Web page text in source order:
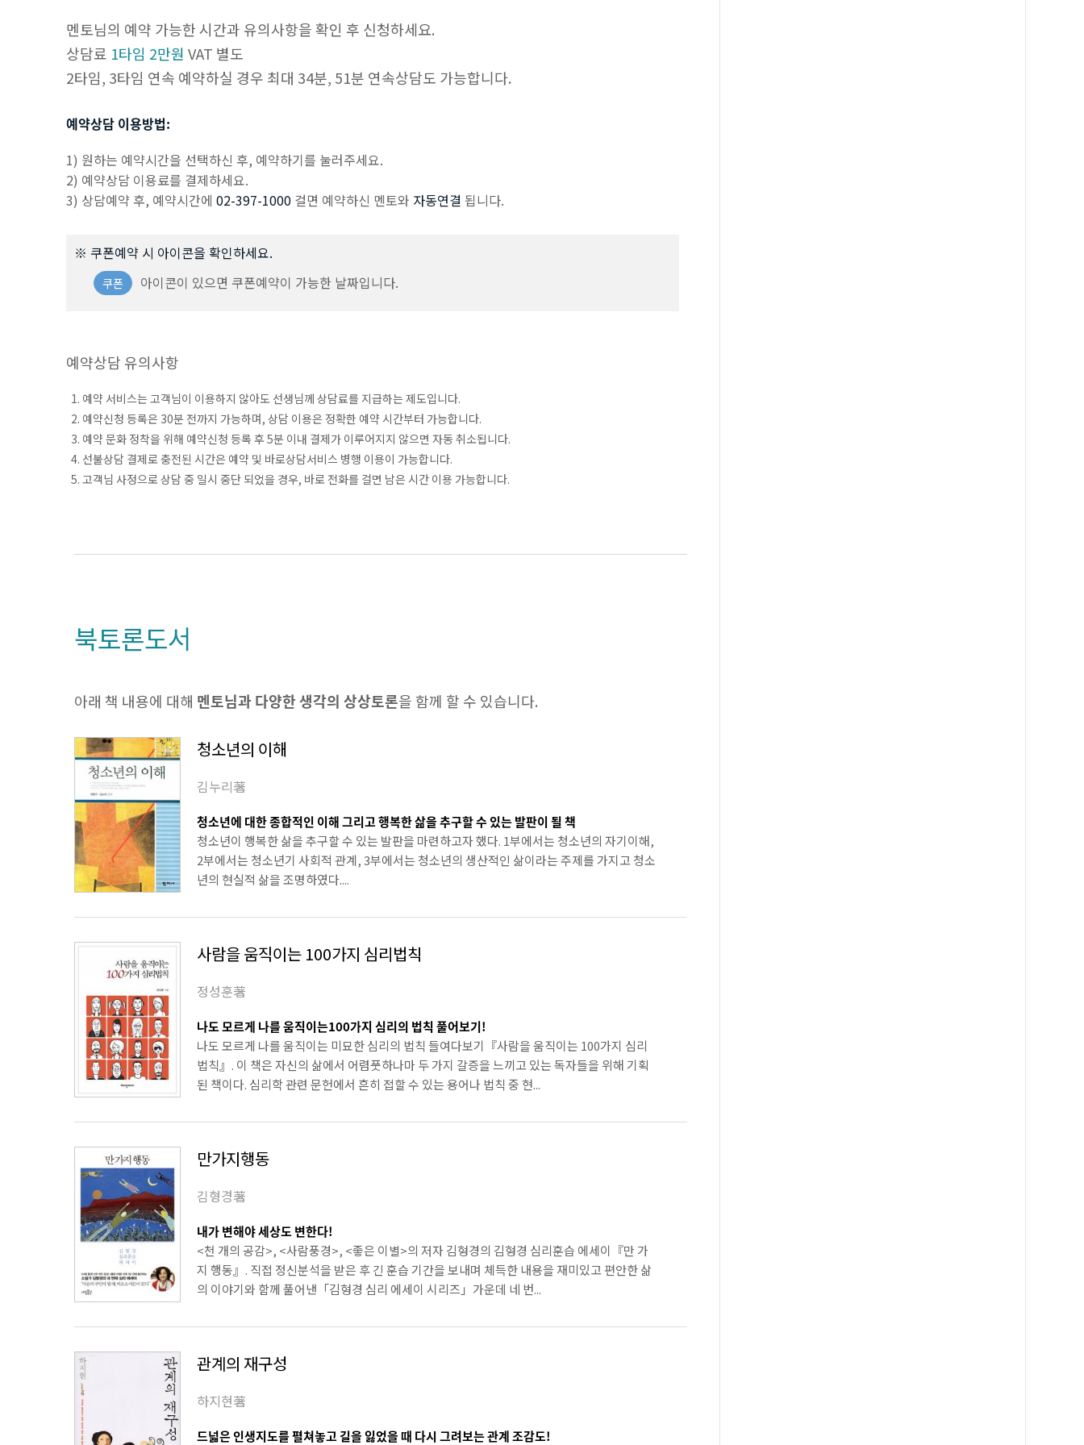
멘토님의 예약 가능한 시간과 유의사항을 확인 후 신청하세요.
상담료 1타임 2만원 VAT 별도
2타임, 3타임 연속 예약하실 경우 최대 34분, 51분 연속상담도 가능합니다.
예약상담 이용방법:
1) 원하는 예약시간을 선택하신 후, 예약하기를 눌러주세요.
2) 예약상담 이용료를 결제하세요.
3) 상담예약 후, 예약시간에 02-397-1000 걸면 예약하신 멘토와 자동연결 됩니다.
※ 쿠폰예약 시 아이콘을 확인하세요.
쿠폰 아이콘이 있으면 쿠폰예약이 가능한 날짜입니다.
예약상담 유의사항
1. 예약 서비스는 고객님이 이용하지 않아도 선생님께 상담료를 지급하는 제도입니다.
2. 예약신청 등록은 30분 전까지 가능하며, 상담 이용은 정확한 예약 시간부터 가능합니다.
3. 예약 문화 정착을 위해 예약신청 등록 후 5분 이내 결제가 이루어지지 않으면 자동 취소됩니다.
4. 선불상담 결제로 충전된 시간은 예약 및 바로상담서비스 병행 이용이 가능합니다.
5. 고객님 사정으로 상담 중 일시 중단 되었을 경우, 바로 전화를 걸면 남은 시간 이용 가능합니다.
북토론도서
아래 책 내용에 대해 멘토님과 다양한 생각의 상상토론을 함께 할 수 있습니다.
청소년의 이해
김누리著
청소년에 대한 종합적인 이해 그리고 행복한 삶을 추구할 수 있는 발판이 될 책
청소년이 행복한 삶을 추구할 수 있는 발판을 마련하고자 했다. 1부에서는 청소년의 자기이해,
2부에서는 청소년기 사회적 관계, 3부에서는 청소년의 생산적인 삶이라는 주제를 가지고 청소
년의 현실적 삶을 조명하였다....
사람을 움직이는 100가지 심리법칙
정성훈著
나도 모르게 나를 움직이는100가지 심리의 법칙 풀어보기!
나도 모르게 나를 움직이는 미묘한 심리의 법칙 들여다보기『사람을 움직이는 100가지 심리
법칙』. 이 책은 자신의 삶에서 어렴풋하나마 두 가지 갈증을 느끼고 있는 독자들을 위해 기획
된 책이다. 심리학 관련 문헌에서 흔히 접할 수 있는 용어나 법칙 중 현...
만가지행동
김형경著
내가 변해야 세상도 변한다!
<천 개의 공감>, <사람풍경>, <좋은 이별>의 저자 김형경의 김형경 심리훈습 에세이『만 가
지 행동』. 직접 정신분석을 받은 후 긴 훈습 기간을 보내며 체득한 내용을 재미있고 편안한 삶
의 이야기와 함께 풀어낸「김형경 심리 에세이 시리즈」가운데 네 번...
관계의 재구성
하지현著
드넓은 인생지도를 펼쳐놓고 길을 잃었을 때 다시 그려보는 관계 조감도!